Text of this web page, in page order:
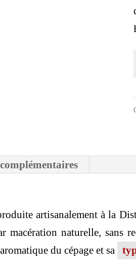
artisanalement à la
macération naturelle, sans
du cépage et sa